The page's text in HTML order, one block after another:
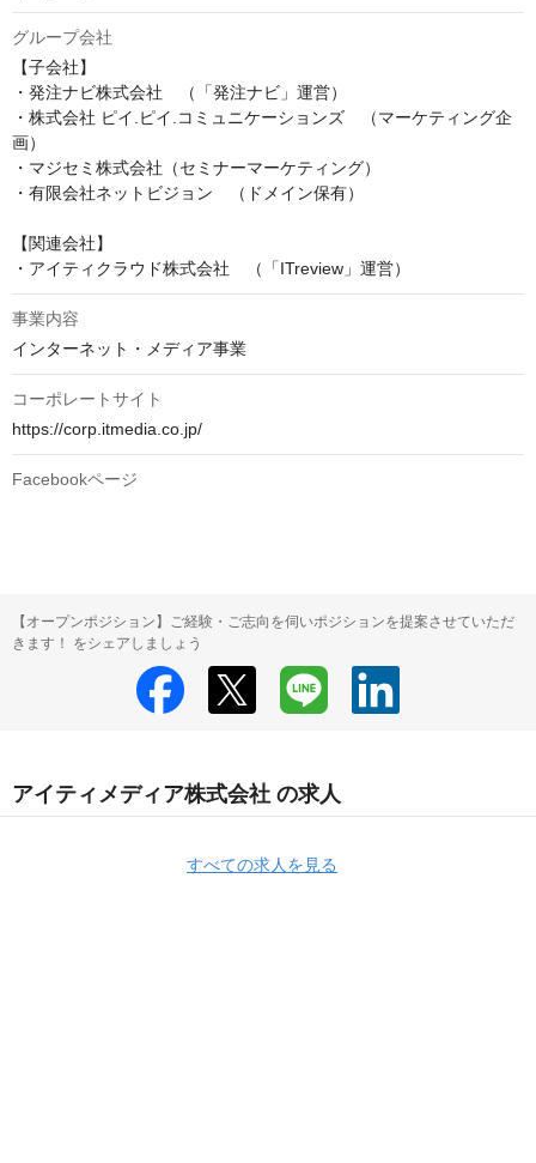
グループ会社
【子会社】
・発注ナビ株式会社　（「発注ナビ」運営）
・株式会社 ピイ.ピイ.コミュニケーションズ　（マーケティング企
画）
・マジセミ株式会社（セミナーマーケティング）
・有限会社ネットビジョン　（ドメイン保有）
【関連会社】
・アイティクラウド株式会社　（「ITreview」運営）
事業内容
インターネット・メディア事業
コーポレートサイト
https://corp.itmedia.co.jp/
Facebookページ
【オープンポジション】ご経験・ご志向を伺いポジションを提案させていただ
きます！ をシェアしましょう
アイティメディア株式会社 の求人
すべての求人を見る